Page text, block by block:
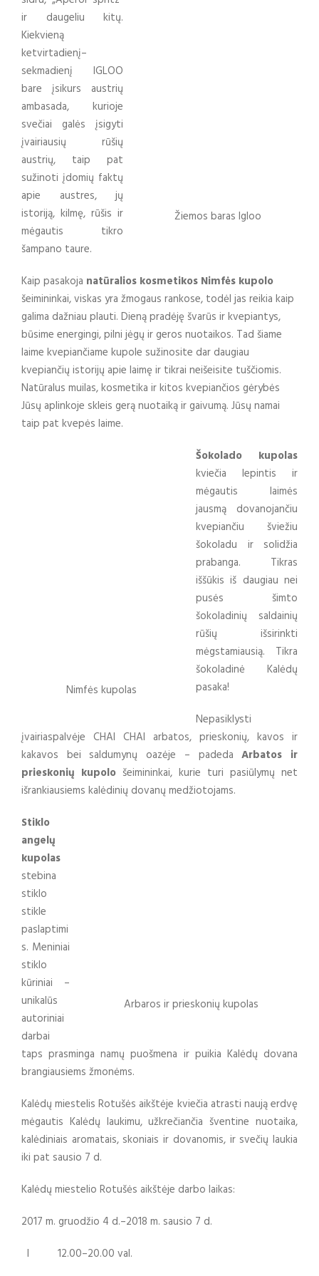
Žiemos baras Igloo
ir daugeliu kitų.
Kiekvieną
ketvirtadienį–
sekmadienį IGLOO
bare įsikurs austrių
ambasada, kurioje
svečiai galės įsigyti
įvairiausių rūšių
austrių, taip pat
sužinoti įdomių faktų
apie austres, jų
istoriją, kilmę, rūšis ir
mėgautis tikro
šampano taure.
Kaip pasakoja natūralios kosmetikos Nimfės kupolo
šeimininkai, viskas yra žmogaus rankose, todėl jas reikia kaip
galima dažniau plauti. Dieną pradėję švarūs ir kvepiantys,
būsime energingi, pilni jėgų ir geros nuotaikos. Tad šiame
laime kvepiančiame kupole sužinosite dar daugiau
kvepiančių istorijų apie laimę ir tikrai neišeisite tuščiomis.
Natūralus muilas, kosmetika ir kitos kvepiančios gėrybės
Jūsų aplinkoje skleis gerą nuotaiką ir gaivumą. Jūsų namai
taip pat kvepės laime.
Nimfės kupolas
Šokolado kupolas
kviečia lepintis ir
mėgautis laimės
jausmą dovanojančiu
kvepiančiu šviežiu
šokoladu ir solidžia
prabanga. Tikras
iššūkis iš daugiau nei
pusės šimto
šokoladinių saldainių
rūšių išsirinkti
mėgstamiausią. Tikra
šokoladinė Kalėdų
pasaka!
Nepasiklysti
įvairiaspalvėje CHAI CHAI arbatos, prieskonių, kavos ir
kakavos bei saldumynų oazėje – padedaArbatos ir
prieskonių kupolo šeimininkai, kurie turi pasiūlymų net
išrankiausiems kalėdinių dovanų medžiotojams.
Arbaros ir prieskonių kupolas
Stiklo
angelų
kupolas
stebina
stiklo
stikle
paslaptimi
s. Meniniai
stiklo
kūriniai –
unikalūs
autoriniai
darbai
taps prasminga namų puošmena ir puikia Kalėdų dovana
brangiausiems žmonėms.
Kalėdų miestelis Rotušės aikštėje kviečia atrasti naują erdvę
mėgautis Kalėdų laukimu, užkrečiančia šventine nuotaika,
kalėdiniais aromatais, skoniais ir dovanomis, ir svečių laukia
iki pat sausio 7 d.
Kalėdų miestelio Rotušės aikštėje darbo laikas:
2017 m. gruodžio 4 d.–2018 m. sausio 7 d.
I 12.00–20.00 val.